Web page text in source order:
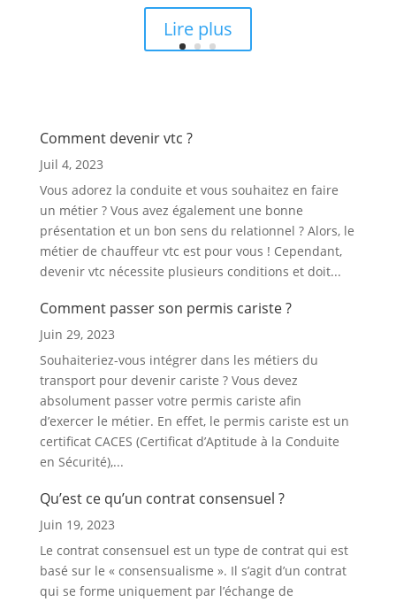
Lire plus
Comment devenir vtc ?
Juil 4, 2023
Vous adorez la conduite et vous souhaitez en faire
un métier ? Vous avez également une bonne
présentation et un bon sens du relationnel ? Alors, le
métier de chauffeur vtc est pour vous ! Cependant,
devenir vtc nécessite plusieurs conditions et doit...
Comment passer son permis cariste ?
Juin 29, 2023
Souhaiteriez-vous intégrer dans les métiers du
transport pour devenir cariste ? Vous devez
absolument passer votre permis cariste afin
d’exercer le métier. En effet, le permis cariste est un
certificat CACES (Certificat d’Aptitude à la Conduite
en Sécurité),...
Qu’est ce qu’un contrat consensuel ?
Juin 19, 2023
Le contrat consensuel est un type de contrat qui est
basé sur le « consensualisme ». Il s’agit d’un contrat
qui se forme uniquement par l’échange de